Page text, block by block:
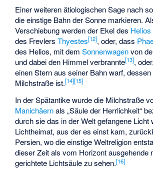
Einer weiterenätiologischen Sage nach
die einstige Bahn der Sonne markieren.
Verschiebung werden der Ekel des Helios
des FrevlersThyestes[12], oder, dass
des Helios, mit demSonnenwagenvon
und dabei den Himmel verbrannte[13],
einen Stern aus seiner Bahn warf,
Milchstraße ist.[14][15]
In der Spätantike wurde die Milchstraße
Manichäernals „Säule der Herrlichkeit“
durch sie das in der Welt gefangene Licht
Lichtheimat, aus der es einst kam,
Persien, wo die einstige Weltreligion
dieser Zeit als vom Horizont ausgehende
gerichtete Lichtsäule zu sehen.[16]